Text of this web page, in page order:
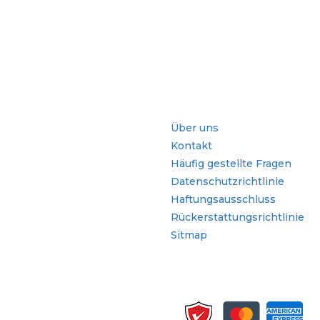
Über uns
Kontakt
Häufig gestellte Fragen
Datenschutzrichtlinie
Haftungsausschluss
Rückerstattungsrichtlinie
Sitmap